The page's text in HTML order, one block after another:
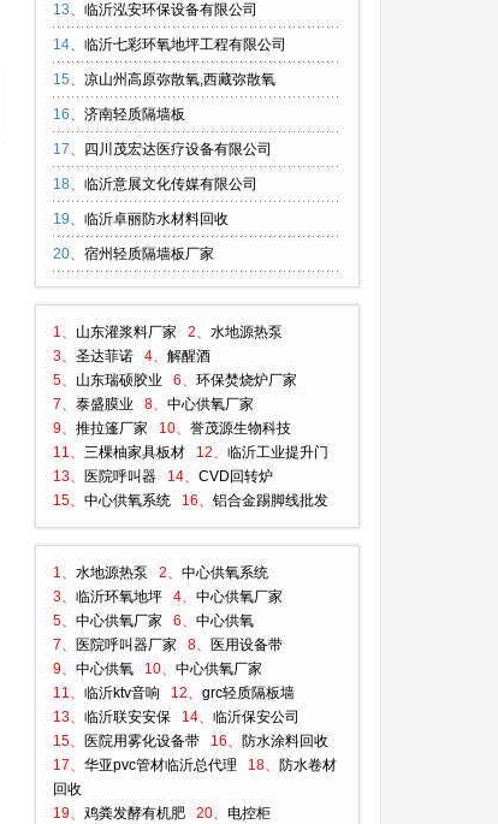
13、 临沂泓安环保设备有限公司
14、 临沂七彩环氧地坪工程有限公司
15、 凉山州高原弥散氧,西藏弥散氧
16、 济南轻质隔墙板
17、 四川茂宏达医疗设备有限公司
18、 临沂意展文化传媒有限公司
19、 临沂卓丽防水材料回收
20、 宿州轻质隔墙板厂家
1、 山东灌浆料厂家 2、 水地源热泵
3、 圣达菲诺 4、 解醒酒
5、 山东瑞硕胶业 6、 环保焚烧炉厂家
7、 泰盛膜业 8、 中心供氧厂家
9、 推拉篷厂家 10、 誉茂源生物科技
11、 三棵柚家具板材 12、 临沂工业提升门
13、
医院呼叫器 14、 CVD回转炉
15、 中心供氧系统 16、 铝合金踢脚线批发
1、 水地源热泵 2、 中心供氧系统
3、 临沂环氧地坪 4、 中心供氧厂家
5、 中心供氧厂家 6、 中心供氧
7、
医院呼叫器厂家 8、
医用设备带
9、 中心供氧 10、 中心供氧厂家
11、 临沂ktv音响 12、 grc轻质隔板墙
13、 临沂联安安保 14、 临沂保安公司
15、
医院用雾化设备带 16、 防水涂料回收
17、 华亚pvc管材临沂总代理 18、 防水卷材
回收
19、 鸡粪发酵有机肥 20、 电控柜